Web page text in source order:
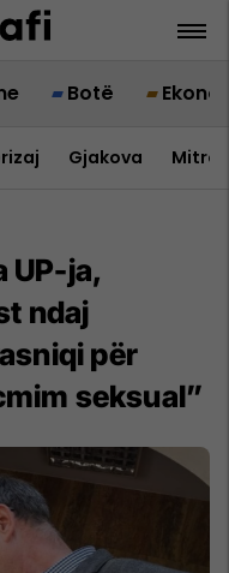
Botë
Gjakova
UP-ja,
ndaj
për
seksual”